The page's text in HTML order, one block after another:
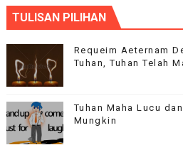
Aplha Blog
Our flagship theme is highly
panel, so you can modify the design,
TULISAN PILIHAN
Requeim Aeternam
Tuhan, Tuhan Telah
Tuhan Maha Lucu
Mungkin